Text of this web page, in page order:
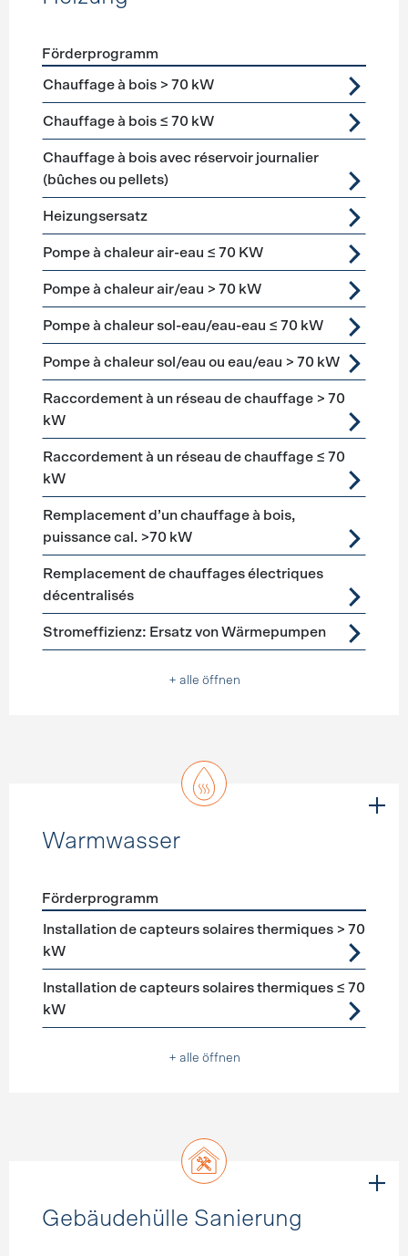
Förderprogramme Heizung
Förderprogramm
Chauffage à bois > 70 kW
Chauffage à bois ≤ 70 kW
Chauffage à bois avec réservoir journalier
(bûches ou pellets)
Heizungsersatz
Pompe à chaleur air-eau ≤ 70 KW
Pompe à chaleur air/eau > 70 kW
Pompe à chaleur sol-eau/eau-eau ≤ 70 kW
Pompe à chaleur sol/eau ou eau/eau > 70 kW
Raccordement à un réseau de chauffage > 70
kW
Raccordement à un réseau de chauffage ≤ 70
kW
Remplacement d’un chauffage à bois,
puissance cal. >70 kW
Remplacement de chauffages électriques
décentralisés
Stromeffizienz: Ersatz von Wärmepumpen
+ alle öffnen
Warmwasser
Förderprogramme Warmwasser
Förderprogramm
Installation de capteurs solaires thermiques > 70
kW
Installation de capteurs solaires thermiques ≤ 70
kW
+ alle öffnen
Gebäudehülle Sanierung